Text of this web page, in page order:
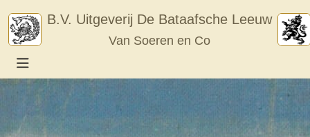
content
B.V. Uitgeverij De Bataafsche Leeuw
Van Soeren en Co